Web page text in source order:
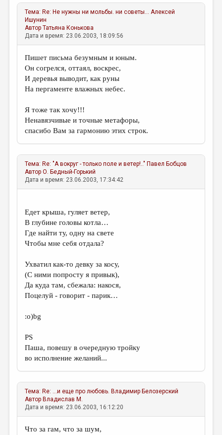
Тема: Re: Не нужны ни мольбы. ни советы... Алексей
Ишунин
АвторТатьяна Конькова
Дата и время: 23.06.2003, 18:09:56
Пишет письма безумным и юным.
Он согрелся, оттаял, воскрес,
И деревья выводит, как руны
На пергаменте влажных небес.
Я тоже так хочу!!!
Ненавязчивые и точные метафоры,
спасибо Вам за гармонию этих строк.
Тема: Re: "А вокруг - только поле и ветер!.." Павел Бобцов
АвторО. Бедный-Горький
Дата и время: 23.06.2003, 17:34:42
Едет крыша, гуляет ветер,
В глубине головы котла…
Где найти ту, одну на свете
Чтобы мне себя отдала?
Ухватил как-то девку за косу,
(С ними попросту я привык),
Да куда там, сбежала: накося,
Поцелуй - говорит - парик…
:о)bg
PS
Паша, повешу в очередную тройку
во исполнение желаний...
Тема: Re: ...и еще про любовь. Владимир Белозерский
Автор Владислав М.
Дата и время: 23.06.2003, 16:12:20
Что за гам, что за шум,